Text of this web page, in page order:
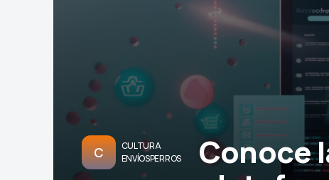
C
CULTURA
ENVÍOSPERROS
Conoce